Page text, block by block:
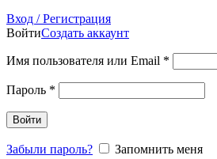
Вход / Регистрация
ВойтиСоздать аккаунт
Имя пользователя или Email *
Пароль *
Войти
Забыли пароль?
Запомнить меня